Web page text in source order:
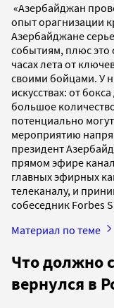
«Азербайджан
опыт орагнизации
Азербайджане
событиям, плюс это
часах лета от
своими бойцами. У
искусствах: от
большое
потенциально
мероприятию
президент
прямом эфире
главных эфирных
телеканалу, и
собеседник Forbes
Материал по теме
Что должно
вернулся в